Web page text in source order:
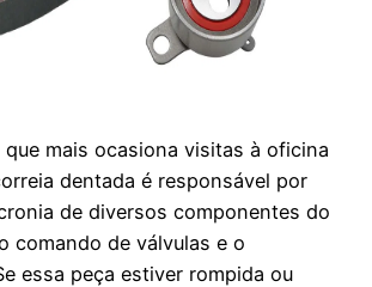
que mais ocasiona visitas à oficina
dentada é responsável por
de diversos componentes do
comando de válvulas e o
essa peça estiver rompida ou